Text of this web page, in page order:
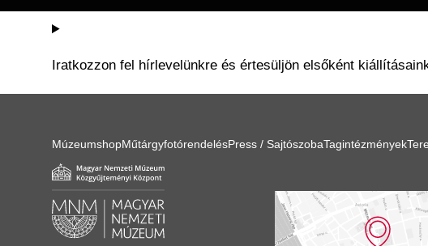
Iratkozzon fel hírlevelünkre és értesüljön elsőként
MúzeumshopMűtárgyfotórendelésPress / SajtószobaTagintézmények